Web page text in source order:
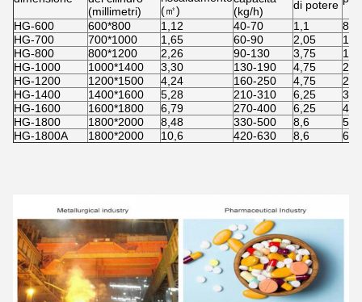
(millimetri)
(㎡)
(kg/h)
di potere
HG-600 600*800 1,12 40-70 1,1
850
HG-700
700*1000 1,65 60-90 2,05
HG-800
800*1200 2,26 90-130 3,75
HG-1000
1000*1400 3,30 130-190 4,75
HG-1200
1200*1500 4,24 160-250 4,75
HG-1400
1400*1600 5,28 210-310 6,25
HG-1600
1600*1800 6,79 270-400 6,25
HG-1800
1800*2000 8,48 330-500 8,6
HG-1800A
1800*2000 10,6 420-630 8,6